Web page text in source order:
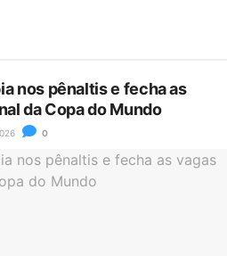
nos pênaltis e fecha as
da Copa do Mundo
0